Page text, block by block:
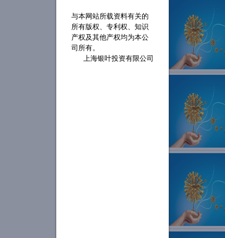
与本网站所载资料有关的
所有版权、专利权、知识
产权及其他产权均为本公
司所有。
上海银叶投资有限公司